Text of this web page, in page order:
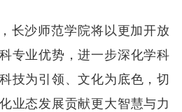
长沙师范学院将以更加开放
专业优势，进一步深化学科
技为引领、文化为底色，切
业态发展贡献更大智慧与力